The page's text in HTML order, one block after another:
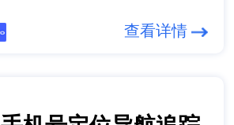
查看详情